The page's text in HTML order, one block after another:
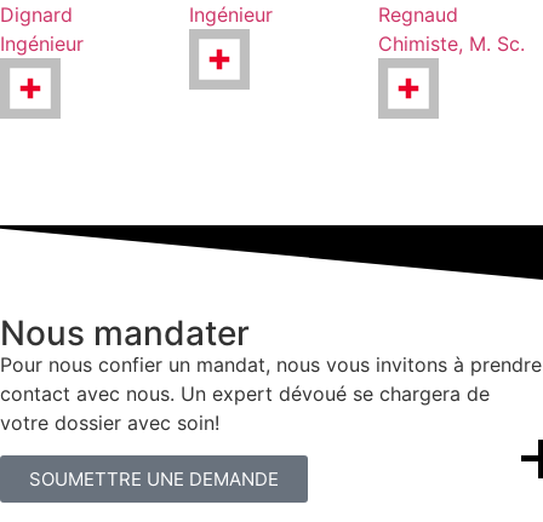
Dignard
Ingénieur
Ingénieur
Regnaud
Chimiste, M. Sc.
Nous mandater
Pour nous confier un mandat, nous vous invitons à prendre
contact avec nous. Un expert dévoué se chargera de
votre dossier avec soin!
SOUMETTRE UNE DEMANDE